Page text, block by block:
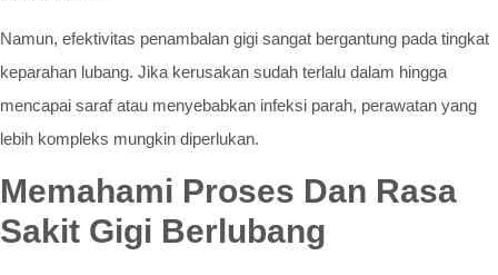
Namun, efektivitas penambalan gigi sangat bergantung pada tingkat
keparahan lubang. Jika kerusakan sudah terlalu dalam hingga
mencapai saraf atau menyebabkan infeksi parah, perawatan yang
lebih kompleks mungkin diperlukan.
Memahami Proses Dan Rasa
Sakit Gigi Berlubang